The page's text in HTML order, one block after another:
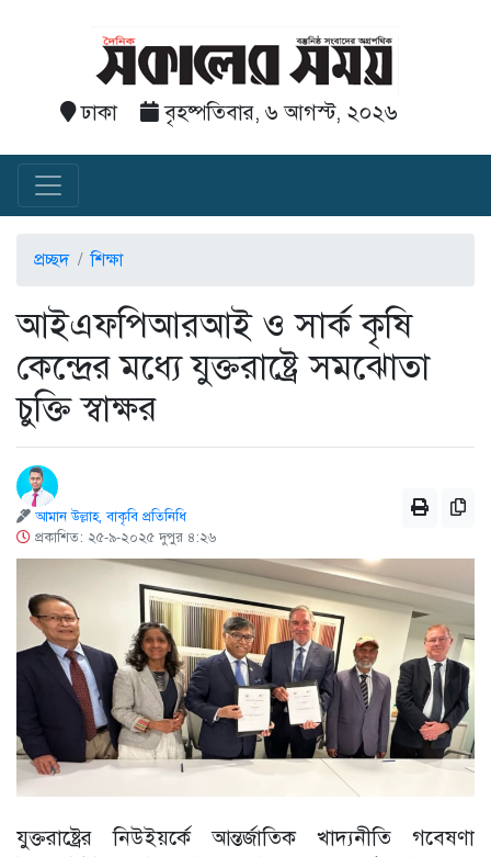
ঢাকা বৃহষ্পতিবার, ৬ আগস্ট, ২০২৬
প্রচ্ছদ শিক্ষা
আইএফপিআরআই ও সার্ক কৃষি
কেন্দ্রের মধ্যে যুক্তরাষ্ট্রে সমঝোতা
চুক্তি স্বাক্ষর
আমান উল্লাহ, বাকৃবি প্রতিনিধি
প্রকাশিত: ২৫-৯-২০২৫ দুপুর ৪:২৬
যুক্তরাষ্ট্রের নিউইয়র্কে আন্তর্জাতিক খাদ্যনীতি গবেষণা